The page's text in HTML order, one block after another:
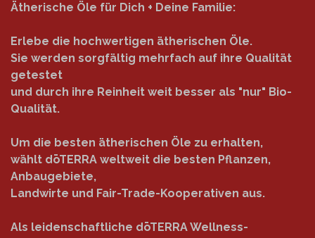
Ätherische Öle für Dich + Deine Familie:
Erlebe die hochwertigen ätherischen Öle.
Sie werden sorgfältig mehrfach auf ihre Qualität
getestet
und durch ihre Reinheit weit besser als "nur" Bio-
Qualität.
Um die besten ätherischen Öle zu erhalten,
wählt dōTERRA weltweit die besten Pflanzen,
Anbaugebiete,
Landwirte und Fair-Trade-Kooperativen aus.
Als leidenschaftliche dōTERRA Wellness-